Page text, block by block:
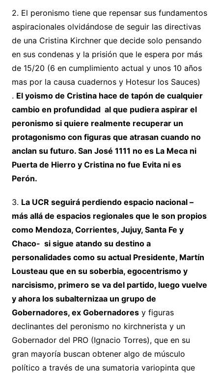
2. El peronismo tiene que repensar sus fundamentos
aspiracionales olvidándose de seguir las directivas
de una Cristina Kirchner que decide solo pensando
en sus condenas y la prisión que le espera por más
de 15/20 (6 en cumplimiento actual y unos 10 años
mas por la causa cuadernos y Hotesur los Sauces)
. El yoismo de Cristina hace de tapón de cualquier
cambio en profundidad al que pudiera aspirar el
peronismosi quiere realmente recuperar un
protagonismo con figuras que atrasan cuando no
anclan su futuro. San José 1111 no es La Meca ni
Puerta de Hierro y Cristina no fue Evita ni es
Perón.
3. La UCR seguirá perdiendo espacio nacional –
más allá de espacios regionales que le son propios
como Mendoza, Corrientes, Jujuy, Santa Fe y
Chaco- si sigue atando su destino a
personalidades como su actual Presidente, Martín
Lousteau que en su soberbia, egocentrismo y
narcisismo, primero se va del partido, luego vuelve
y ahora los subalternizaa un grupo de
Gobernadores, ex Gobernadoresy figuras
declinantes del peronismo no kirchnerista y un
Gobernador del PRO (Ignacio Torres), que en su
gran mayoría buscan obtener algo de músculo
político a través de una sumatoria variopinta que